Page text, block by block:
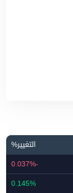
التغيير%
-0.037%
0.145%